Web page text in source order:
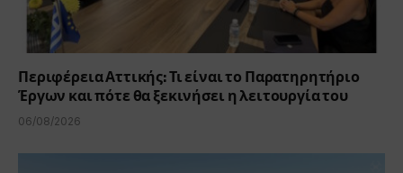
Περιφέρεια Αττικής: Τι είναι το Παρατηρητήριο
Έργων και πότε θα ξεκινήσει η λειτουργία του
06/08/2026